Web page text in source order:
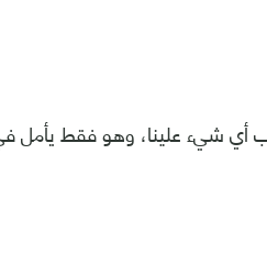
شيء علينا، وهو فقط يأمل